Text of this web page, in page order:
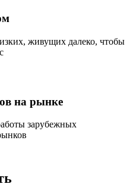
живущих далеко, чтобы
на рынке
зарубежных